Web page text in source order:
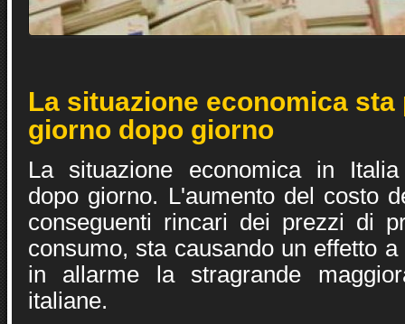
La situazione economica
giorno dopo giorno
La situazione economica in
dopo giorno. L'aumento del costo
conseguenti rincari dei prezzi di
consumo, sta causando un effetto
in allarme la stragrande
italiane.